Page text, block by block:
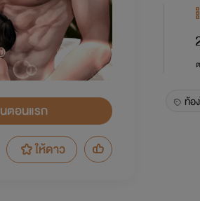
ตอนแรก
ให้ดาว
ท้อ